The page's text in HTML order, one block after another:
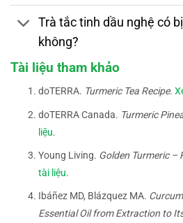
Trà tắc tinh dầu nghệ có
không?
Tài liệu tham khảo
doTERRA. Turmeric Tea Recipe.
doTERRA Canada. Turmeric
liệu.
Young Living. Golden Turmeric
tài liệu.
Ibáñez MD, Blázquez MA.
Essential Oil from Extraction to